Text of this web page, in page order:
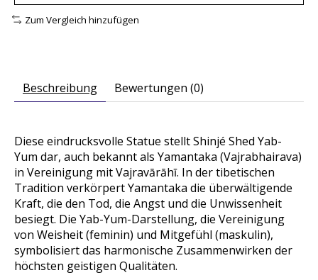
Zum Vergleich hinzufügen
Beschreibung Bewertungen (0)
Diese eindrucksvolle Statue stellt Shinjé Shed Yab-
Yum dar, auch bekannt als Yamantaka (Vajrabhairava)
in Vereinigung mit Vajravārāhī. In der tibetischen
Tradition verkörpert Yamantaka die überwältigende
Kraft, die den Tod, die Angst und die Unwissenheit
besiegt. Die Yab-Yum-Darstellung, die Vereinigung
von Weisheit (feminin) und Mitgefühl (maskulin),
symbolisiert das harmonische Zusammenwirken der
höchsten geistigen Qualitäten.